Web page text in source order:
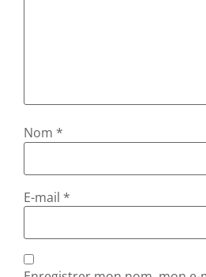
Nom *
E-mail *